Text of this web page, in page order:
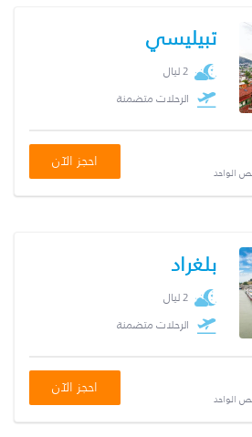
تبيليسي
2 ليال
الرحلات متضمنة
الواحد
احجز الآن
بلغراد
2 ليال
الرحلات متضمنة
الواحد
احجز الآن